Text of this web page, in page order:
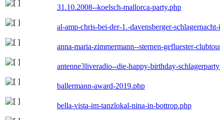
31.10.2008--koelsch-mallorca-party.php
al-amp-chris-bei-der-1.-davensberger-
anna-maria-zimmermann--sternen-gefluester-
antenne3liveradio--die-happy-birthday-
ballermann-award-2019.php
bella-vista-im-tanzlokal-nina-in-bottrop.php